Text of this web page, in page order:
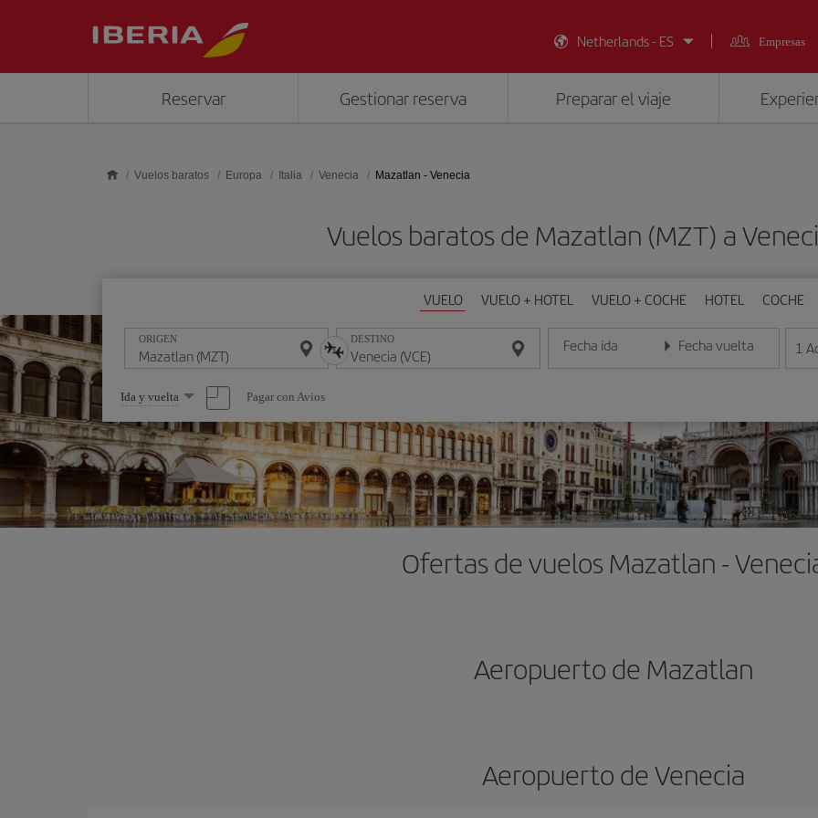
Netherlands - ES
Empresas
Reservar Gestionar reserva Preparar el viaje
Vuelos baratos Europa Italia Venecia Mazatlan - Venecia
Vuelos baratos de Mazatlan (MZT) a
VUELO VUELO + HOTEL VUELO + COCHE HOTEL COCHE
ORIGEN DESTINO Fecha ida
Introduce la fecha en formato día/mes/año
Fecha vuelta
Introduce la fecha en 1
Seleccione
una
opción
Ida y vuelta Pagar con Avios
Ofertas de vuelos Mazatlan -
Aeropuerto de Mazatlan
Aeropuerto de Venecia